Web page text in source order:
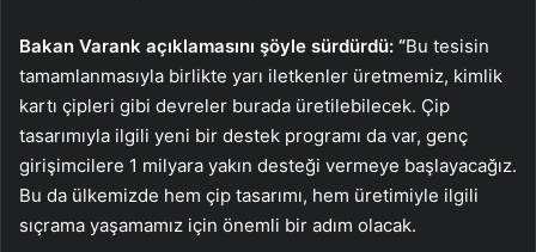
Bakan Varank açıklamasını şöyle sürdürdü: “Bu tesisin
tamamlanmasıyla birlikte yarı iletkenler üretmemiz, kimlik
kartı çipleri gibi devreler burada üretilebilecek. Çip
tasarımıyla ilgili yeni bir destek programı da var, genç
girişimcilere 1 milyara yakın desteği vermeye başlayacağız.
Bu da ülkemizde hem çip tasarımı, hem üretimiyle ilgili
sıçrama yaşamamız için önemli bir adım olacak.